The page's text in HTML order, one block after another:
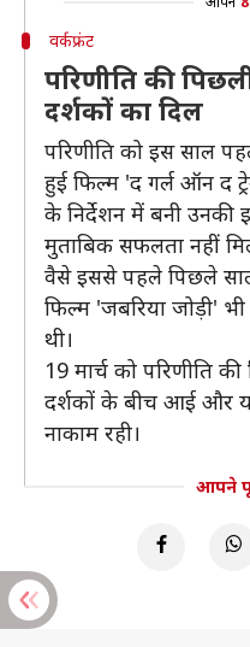
वर्कफ्रंट
परिणीति की
दर्शकों का दिल
परिणीति को इस साल
हुई फिल्म 'द गर्ल ऑन द
के निर्देशन में बनी उनकी
मुताबिक सफलता नहीं
वैसे इससे पहले पिछले
फिल्म 'जबरिया जोड़ी'
थी।
19 मार्च को परिणीति
दर्शकों के बीच आई और
नाकाम रही।
आपने